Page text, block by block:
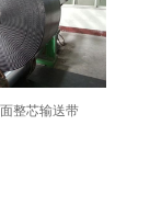
整芯输送带